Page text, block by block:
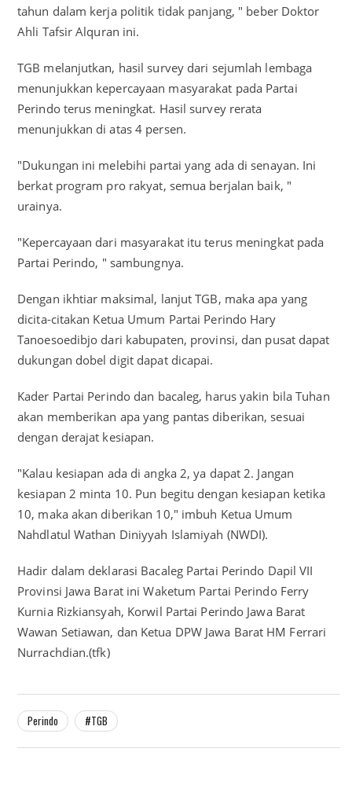
tahun dalam kerja politik tidak panjang, " beber Doktor
Ahli Tafsir Alquran ini.
TGB melanjutkan, hasil survey dari sejumlah lembaga
menunjukkan kepercayaan masyarakat pada Partai
Perindo terus meningkat. Hasil survey rerata
menunjukkan di atas 4 persen.
"Dukungan ini melebihi partai yang ada di senayan. Ini
berkat program pro rakyat, semua berjalan baik, "
urainya.
"Kepercayaan dari masyarakat itu terus meningkat pada
Partai Perindo, " sambungnya.
Dengan ikhtiar maksimal, lanjut TGB, maka apa yang
dicita-citakan Ketua Umum Partai Perindo Hary
Tanoesoedibjo dari kabupaten, provinsi, dan pusat dapat
dukungan dobel digit dapat dicapai.
Kader Partai Perindo dan bacaleg, harus yakin bila Tuhan
akan memberikan apa yang pantas diberikan, sesuai
dengan derajat kesiapan.
"Kalau kesiapan ada di angka 2, ya dapat 2. Jangan
kesiapan 2 minta 10. Pun begitu dengan kesiapan ketika
10, maka akan diberikan 10," imbuh Ketua Umum
Nahdlatul Wathan Diniyyah Islamiyah (NWDI).
Hadir dalam deklarasi Bacaleg Partai Perindo Dapil VII
Provinsi Jawa Barat ini Waketum Partai Perindo Ferry
Kurnia Rizkiansyah, Korwil Partai Perindo Jawa Barat
Wawan Setiawan, dan Ketua DPW Jawa Barat HM Ferrari
Nurrachdian.(tfk)
Perindo #TGB